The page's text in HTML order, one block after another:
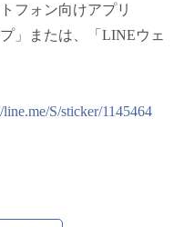
フォン向けアプリ
」または、「LINEウェ
line.me/S/sticker/1145464